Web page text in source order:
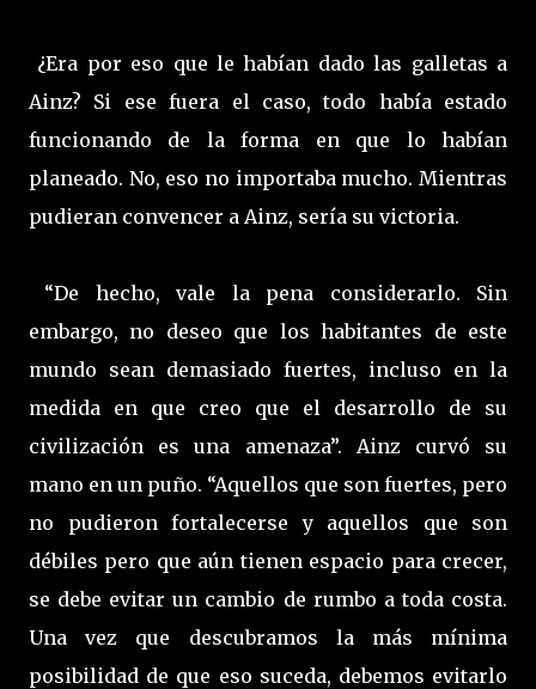
¿Era por eso que le habían dado las galletas a
Ainz? Si ese fuera el caso, todo había estado
funcionando de la forma en que lo habían
planeado. No, eso no importaba mucho. Mientras
pudieran convencer a Ainz, sería su victoria.
“De hecho, vale la pena considerarlo. Sin
embargo, no deseo que los habitantes de este
mundo sean demasiado fuertes, incluso en la
medida en que creo que el desarrollo de su
civilización es una amenaza”. Ainz curvó su
mano en un puño. “Aquellos que son fuertes, pero
no pudieron fortalecerse y aquellos que son
débiles pero que aún tienen espacio para crecer,
se debe evitar un cambio de rumbo a toda costa.
Una vez que descubramos la más mínima
posibilidad de que eso suceda, debemos evitarlo